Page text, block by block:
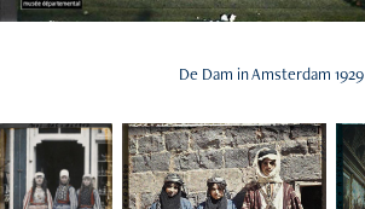
De Dam in Amsterdam 1929